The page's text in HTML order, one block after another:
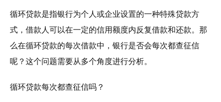
循环贷款是指银行为个人或企业设置的一种特殊贷款方
式，借款人可以在一定的信用额度内反复借款和还款。那
么在循环贷款的每次借款中，银行是否会每次都查征信
呢？这个问题需要从多个角度进行分析。
循环贷款每次都查征信吗？